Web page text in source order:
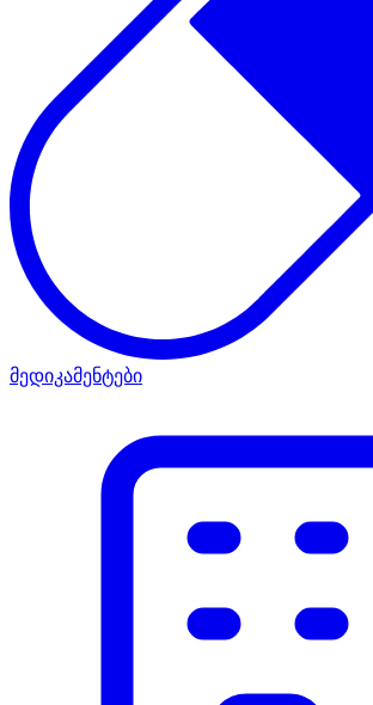
მედიკამენტები